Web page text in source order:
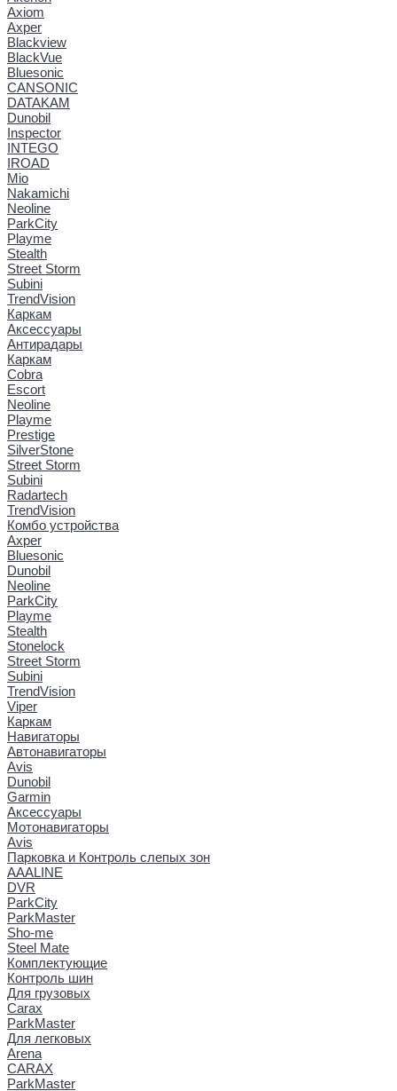
Axiom
Axper
Blackview
BlackVue
Bluesonic
CANSONIC
DATAKAM
Dunobil
Inspector
INTEGO
IROAD
Mio
Nakamichi
Neoline
ParkCity
Playme
Stealth
Street Storm
Subini
TrendVision
Каркам
Аксессуары
Антирадары
Каркам
Cobra
Escort
Neoline
Playme
Prestige
SilverStone
Street Storm
Subini
Radartech
TrendVision
Комбо устройства
Axper
Bluesonic
Dunobil
Neoline
ParkCity
Playme
Stealth
Stonelock
Street Storm
Subini
TrendVision
Viper
Каркам
Навигаторы
Автонавигаторы
Avis
Dunobil
Garmin
Аксессуары
Мотонавигаторы
Avis
Парковка и Контроль слепых зон
AAALINE
DVR
ParkCity
ParkMaster
Sho-me
Steel Mate
Комплектующие
Контроль шин
Для грузовых
Carax
ParkMaster
Для легковых
Arena
CARAX
ParkMaster